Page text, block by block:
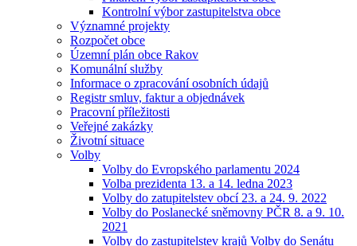
Kontrolní výbor zastupitelstva obce
Významné projekty
Rozpočet obce
Územní plán obce Rakov
Komunální služby
Informace o zpracování osobních údajů
Registr smluv, faktur a objednávek
Pracovní příležitosti
Veřejné zakázky
Životní situace
Volby
Volby do Evropského parlamentu 2024
Volba prezidenta 13. a 14. ledna 2023
Volby do zatupitelstev obcí 23. a 24. 9. 2022
Volby do Poslanecké sněmovny PČR 8. a 9. 10.
2021
Volby do zastupitelstev krajů Volby do Senátu